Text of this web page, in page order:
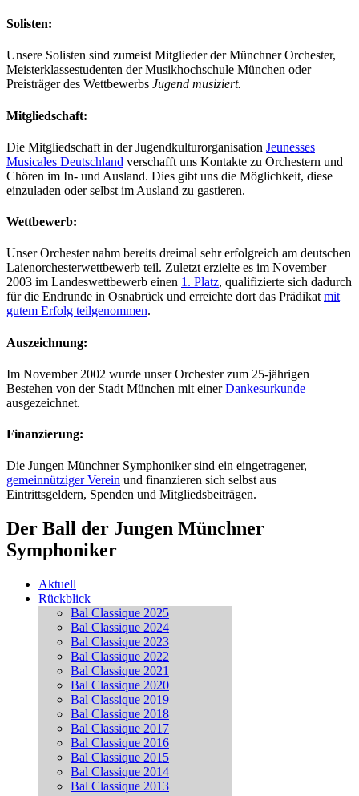
Solisten:
Unsere Solisten sind zumeist Mitglieder der Münchner Orchester,
Meisterklassestudenten der Musikhochschule München oder
Preisträger des Wettbewerbs Jugend musiziert.
Mitgliedschaft:
Die Mitgliedschaft in der Jugendkulturorganisation Jeunesses
Musicales Deutschland verschafft uns Kontakte zu Orchestern und
Chören im In- und Ausland. Dies gibt uns die Möglichkeit, diese
einzuladen oder selbst im Ausland zu gastieren.
Wettbewerb:
Unser Orchester nahm bereits dreimal sehr erfolgreich am deutschen
Laienorchesterwettbewerb teil. Zuletzt erzielte es im November
2003 im Landeswettbewerb einen 1. Platz, qualifizierte sich dadurch
für die Endrunde in Osnabrück und erreichte dort das Prädikatmit
gutem Erfolg teilgenommen.
Auszeichnung:
Im November 2002 wurde unser Orchester zum 25-jährigen
Bestehen von der Stadt München mit einerDankesurkunde
ausgezeichnet.
Finanzierung:
Die Jungen Münchner Symphoniker sind ein eingetragener,
gemeinnütziger Verein und finanzieren sich selbst aus
Eintrittsgeldern, Spenden und Mitgliedsbeiträgen.
Der Ball der Jungen Münchner
Symphoniker
Aktuell
Rückblick
Bal Classique 2025
Bal Classique 2024
Bal Classique 2023
Bal Classique 2022
Bal Classique 2021
Bal Classique 2020
Bal Classique 2019
Bal Classique 2018
Bal Classique 2017
Bal Classique 2016
Bal Classique 2015
Bal Classique 2014
Bal Classique 2013